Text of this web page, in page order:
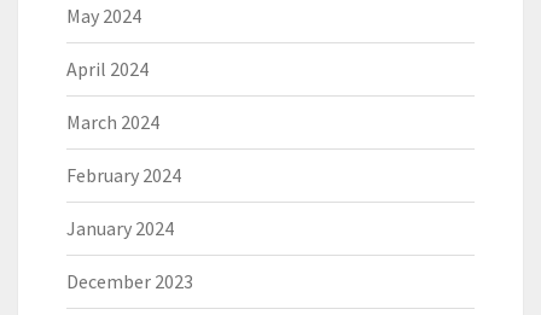
May 2024
April 2024
March 2024
February 2024
January 2024
December 2023